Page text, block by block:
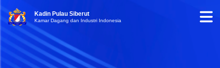
Kadin Pulau Siberut
Kamar Dagang dan Industri Indonesia